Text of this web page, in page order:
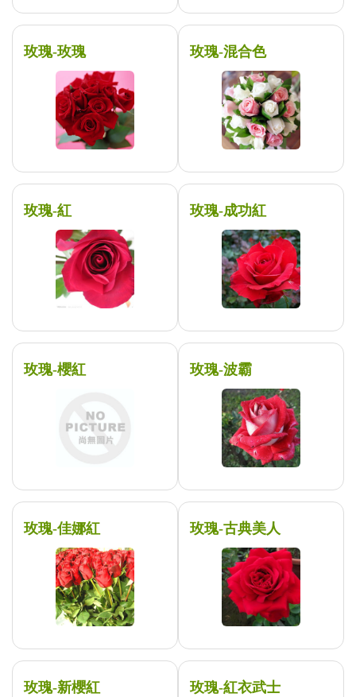
玫瑰-玫瑰 玫瑰-混合色
玫瑰-紅 玫瑰-成功紅
玫瑰-櫻紅 玫瑰-波霸
玫瑰-佳娜紅 玫瑰-古典美人
玫瑰-新櫻紅 玫瑰-紅衣武士